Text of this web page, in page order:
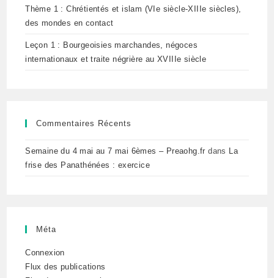
Thème 1 : Chrétientés et islam (VIe siècle-XIIIe siècles),
des mondes en contact
Leçon 1 : Bourgeoisies marchandes, négoces
internationaux et traite négrière au XVIIIe siècle
Commentaires Récents
Semaine du 4 mai au 7 mai 6èmes – Preaohg.fr dans La
frise des Panathénées : exercice
Méta
Connexion
Flux des publications